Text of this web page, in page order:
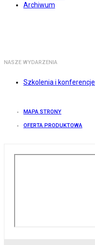
Archiwum
NASZE WYDARZENIA
Szkolenia i konferencje
MAPA STRONY
OFERTA PRODUKTOWA